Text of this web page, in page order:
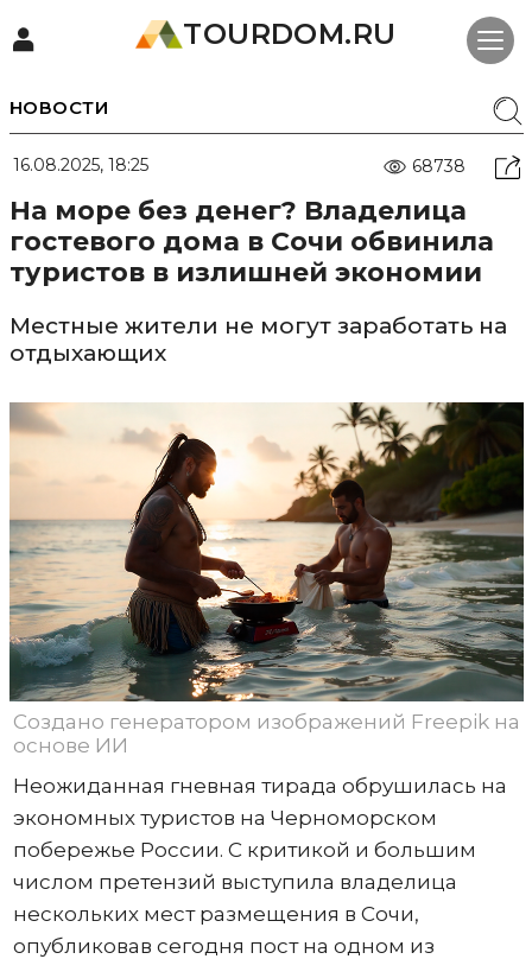
TOURDOM.RU
НОВОСТИ
16.08.2025, 18:25 68738
На море без денег? Владелица
гостевого дома в Сочи обвинила
туристов в излишней экономии
Местные жители не могут заработать на
отдыхающих
Создано генератором изображений Freepik на
основе ИИ
Неожиданная гневная тирада обрушилась на
экономных туристов на Черноморском
побережье России. С критикой и большим
числом претензий выступила владелица
нескольких мест размещения в Сочи,
опубликовав сегодня пост на одном из